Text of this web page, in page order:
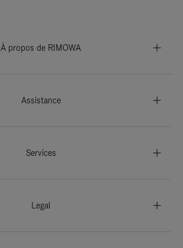
À propos de RIMOWA
Assistance
Services
Legal